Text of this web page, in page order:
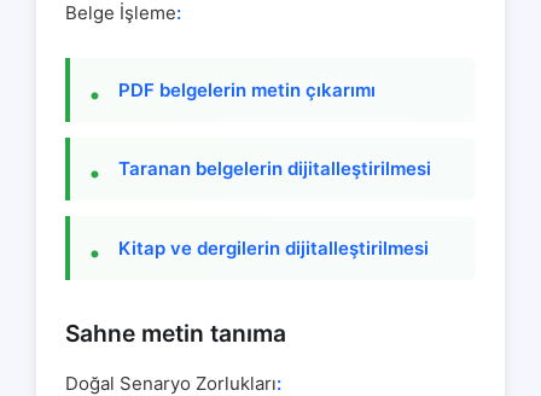
Belge İşleme:
PDF belgelerin metin çıkarımı
Taranan belgelerin dijitalleştirilmesi
Kitap ve dergilerin dijitalleştirilmesi
Sahne metin tanıma
Doğal Senaryo Zorlukları: